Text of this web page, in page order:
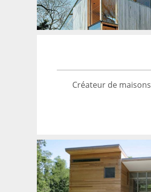
Créateur de maisons